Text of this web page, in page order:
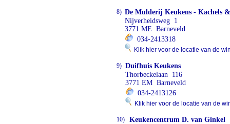
8) De Mulderij Keukens - Kachels &
Nijverheidsweg 1
3771 ME Barneveld
034-2413318
Klik hier voor de locatie van de
9) Duifhuis Keukens
Thorbeckelaan 116
3771 EM Barneveld
034-2413126
Klik hier voor de locatie van de
10)
Keukencentrum D. van Ginkel